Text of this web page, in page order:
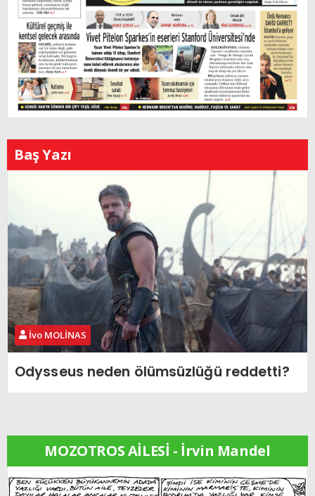
Baş Yazı
İvo MOLİNAS
Odysseus neden ölümsüzlüğü reddetti?
MOZOTROS AİLESİ - İrvin Mandel